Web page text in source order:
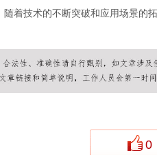
着技术的不断突破和应用场景的
0